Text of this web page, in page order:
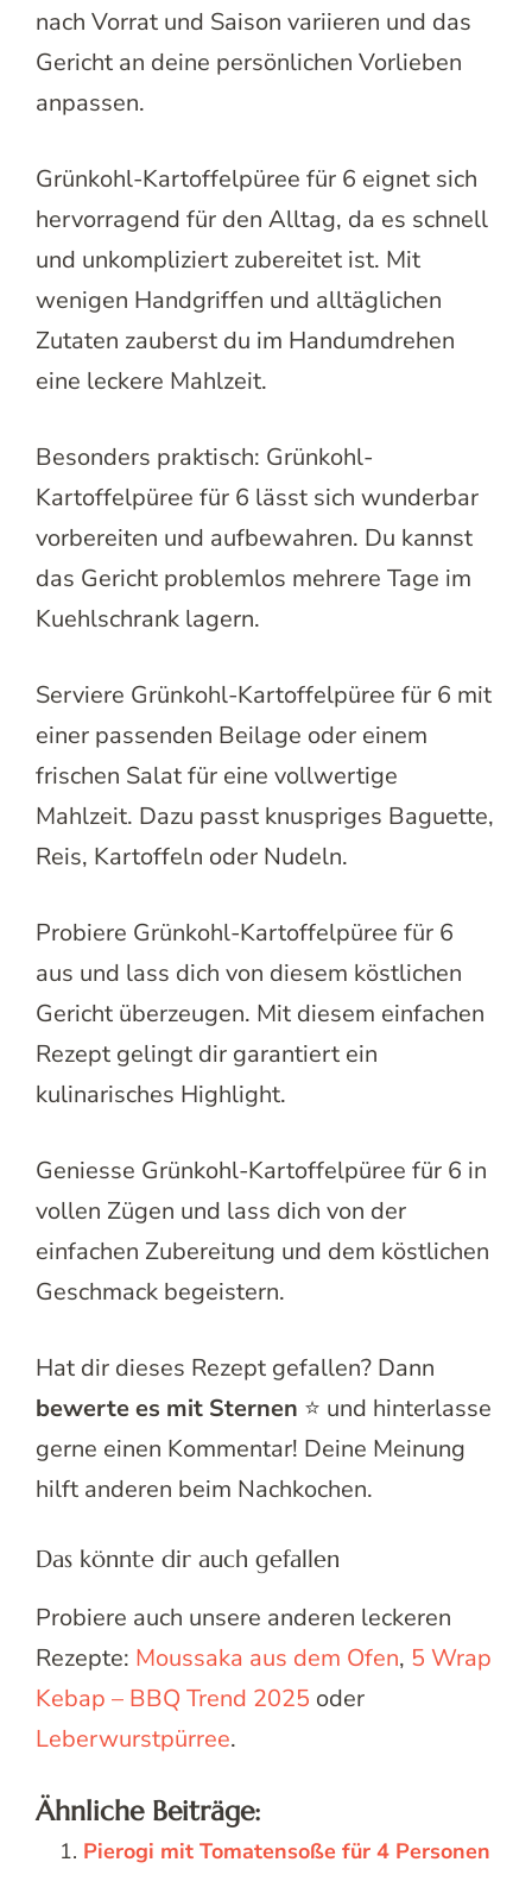
nach Vorrat und Saison variieren und das
Gericht an deine persönlichen Vorlieben
anpassen.
Grünkohl-Kartoffelpüree für 6 eignet sich
hervorragend für den Alltag, da es schnell
und unkompliziert zubereitet ist. Mit
wenigen Handgriffen und alltäglichen
Zutaten zauberst du im Handumdrehen
eine leckere Mahlzeit.
Besonders praktisch: Grünkohl-
Kartoffelpüree für 6 lässt sich wunderbar
vorbereiten und aufbewahren. Du kannst
das Gericht problemlos mehrere Tage im
Kuehlschrank lagern.
Serviere Grünkohl-Kartoffelpüree für 6 mit
einer passenden Beilage oder einem
frischen Salat für eine vollwertige
Mahlzeit. Dazu passt knuspriges Baguette,
Reis, Kartoffeln oder Nudeln.
Probiere Grünkohl-Kartoffelpüree für 6
aus und lass dich von diesem köstlichen
Gericht überzeugen. Mit diesem einfachen
Rezept gelingt dir garantiert ein
kulinarisches Highlight.
Geniesse Grünkohl-Kartoffelpüree für 6 in
vollen Zügen und lass dich von der
einfachen Zubereitung und dem köstlichen
Geschmack begeistern.
Hat dir dieses Rezept gefallen? Dann
bewerte es mit Sternen ⭐ und hinterlasse
gerne einen Kommentar! Deine Meinung
hilft anderen beim Nachkochen.
Das könnte dir auch gefallen
Probiere auch unsere anderen leckeren
Rezepte: Moussaka aus dem Ofen, 5 Wrap
Kebap – BBQ Trend 2025 oder
Leberwurstpürree.
Ähnliche Beiträge:
Pierogi mit Tomatensoße für 4 Personen